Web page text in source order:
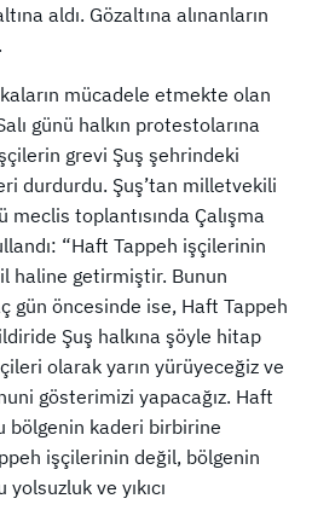
aldı. Gözaltına alınanların
mücadele etmekte olan
günü halkın protestolarına
grevi Şuş şehrindeki
durdurdu. Şuş’tan milletvekili
meclis toplantısında Çalışma
“Haft Tappeh işçilerinin
haline getirmiştir. Bunun
gün öncesinde ise, Haft Tappeh
Şuş halkına şöyle hitap
olarak yarın yürüyeceğiz ve
gösterimizi yapacağız. Haft
bölgenin kaderi birbirine
işçilerinin değil, bölgenin
ve yıkıcı